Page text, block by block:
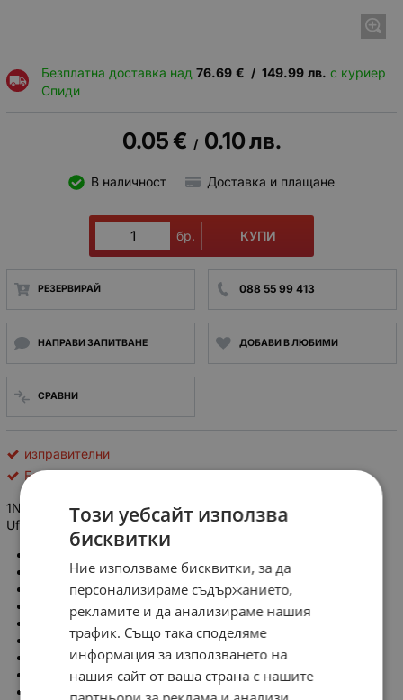
Безплатна доставка над 76.69 € / 149.99 лв. с куриер
Спиди
0.05€ / 0.10лв.
В наличност Доставка и плащане
бр. КУПИ
РЕЗЕРВИРАЙ 088 55 99 413
НАПРАВИ ЗАПИТВАНЕ ДОБАВИ В ЛЮБИМИ
СРАВНИ
изправителни
Fairchild Semiconductor
1N 4005 - Диод: изправителен; THT; 600V; 1A; Ifsm: 27A;
Ufmax: 1,1V
Тип диод: изправителен
Монтаж: THT
Обратно макс. напрежение: 0,6kV
Ток в права посока: 1A
Структура: единичен диод
Ток в импулс макс.:27A
Корпус: DO41, DO204AC
Този уебсайт използва
бисквитки
Ние използваме бисквитки, за да
персонализираме съдържанието,
рекламите и да анализираме нашия
трафик. Също така споделяме
информация за използването на
нашия сайт от ваша страна с нашите